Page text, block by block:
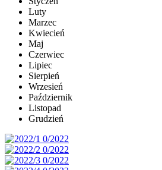
Luty
Marzec
Kwiecień
Maj
Czerwiec
Lipiec
Sierpień
Wrzesień
Październik
Listopad
Grudzień